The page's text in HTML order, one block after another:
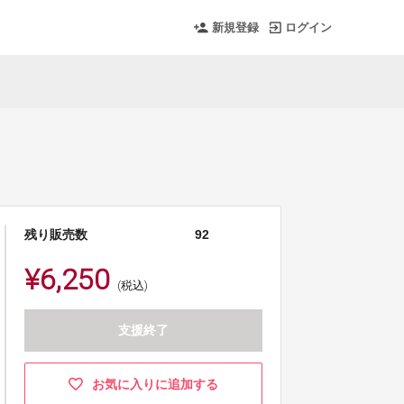
新規登録 ログイン
残り販売数 92
¥6,250 (税込)
支援終了
お気に入りに追加する